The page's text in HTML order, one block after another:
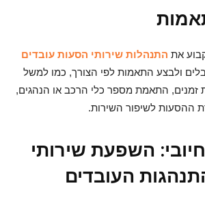
את התנהלות שירותי הסעות עובדים
ולבצע התאמות לפי הצורך, כמו למשל
זמנים, התאמת מספר כלי הרכב או הנהגים,
ההסעות לשיפור השירות.
השפעת שירותי
העובדים